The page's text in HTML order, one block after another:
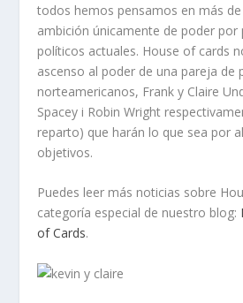
todos hemos pensamos en más
ambición únicamente de poder por
políticos actuales. House of cards
ascenso al poder de una pareja de
norteamericanos, Frank y Claire
Spacey i Robin Wright
reparto) que harán lo que sea por
objetivos.
Puedes leer más noticias sobre
categoría especial de nuestro blog:
of Cards.